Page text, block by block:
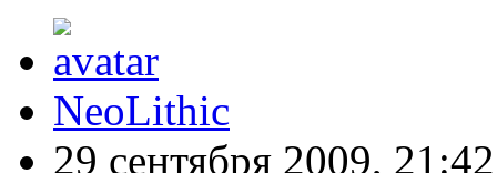
NeoLithic
29 сентября 2009, 21:42